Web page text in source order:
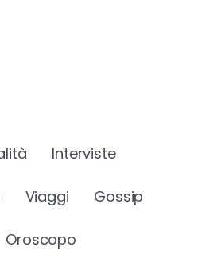
Interviste
Viaggi Gossip
Oroscopo